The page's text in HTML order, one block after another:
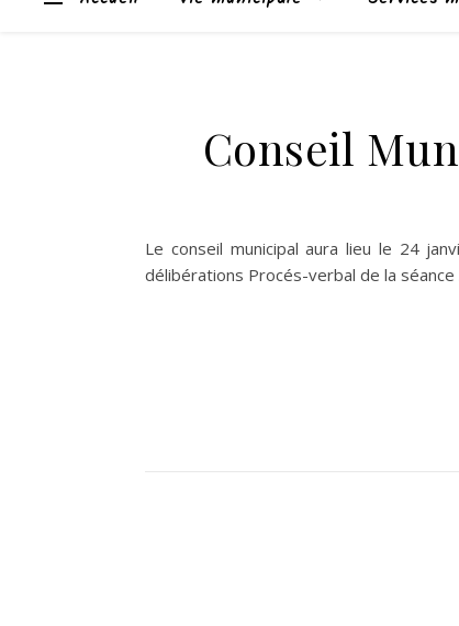
Conseil
Le conseil municipal aura lieu le 24
délibérations Procés-verbal de la séance